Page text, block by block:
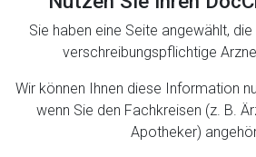
Sie haben eine Seite angewählt,
verschreibungspflichtige
Wir können Ihnen diese Information
wenn Sie den Fachkreisen (z. B.
Apotheker)